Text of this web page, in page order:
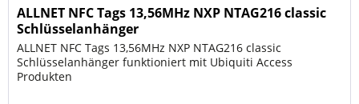
ALLNET NFC Tags 13,56MHz NXP NTAG216 classic
Schlüsselanhänger
ALLNET NFC Tags 13,56MHz NXP NTAG216 classic
Schlüsselanhänger funktioniert mit Ubiquiti Access
Produkten